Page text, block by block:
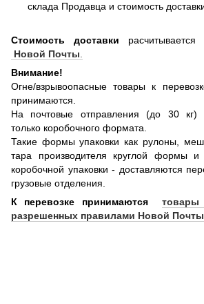
склада Продавца и стоимость
Стоимость доставки расчитывается
Новой Почты
Внимание!
Огне/взрывоопасные товары к
принимаются.
На почтовые отправления (до 30 кг)
только коробочного формата.
Такие формы упаковки как рулоны,
тара производителя круглой формы
коробочной упаковки - доставляются
грузовые отделения.
К перевозке принимаютсятовары
разрешенных правилами Новой Почты